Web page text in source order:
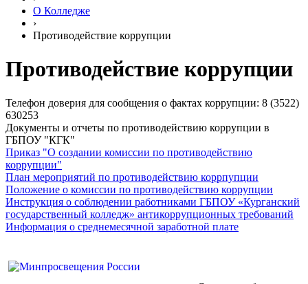
О Колледже
›
Противодействие коррупции
Противодействие коррупции
Телефон доверия для сообщения о фактах коррупции: 8 (3522)
630253
Документы и отчеты по противодействию коррупции в
ГБПОУ "КГК"
Приказ "О создании комиссии по противодействию
коррупции"
План мероприятий по противодействию коррпупции
Положение о комиссии по противодействию коррупции
Инструкция о соблюдении работниками ГБПОУ «Курганский
государственный колледж» антикоррупционных требований
Информация о среднемесячной заработной плате